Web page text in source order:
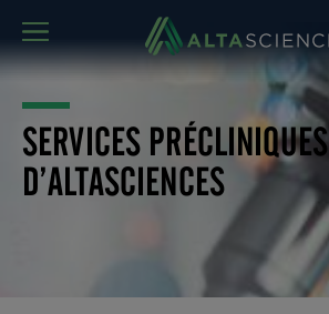
MENU
SERVICES PRÉCLINIQUES
D’ALTASCIENCES